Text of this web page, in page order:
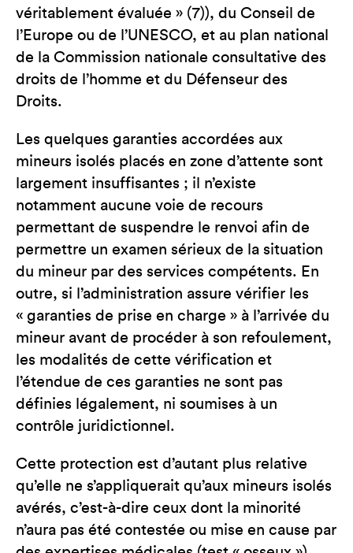
véritablement évaluée » (7)), du Conseil de
l’Europe ou de l’UNESCO, et au plan national
de la Commission nationale consultative des
droits de l’homme et du Défenseur des
Droits.
Les quelques garanties accordées aux
mineurs isolés placés en zone d’attente sont
largement insuffisantes ; il n’existe
notamment aucune voie de recours
permettant de suspendre le renvoi afin de
permettre un examen sérieux de la situation
du mineur par des services compétents. En
outre, si l’administration assure vérifier les
« garanties de prise en charge » à l’arrivée du
mineur avant de procéder à son refoulement,
les modalités de cette vérification et
l’étendue de ces garanties ne sont pas
définies légalement, ni soumises à un
contrôle juridictionnel.
Cette protection est d’autant plus relative
qu’elle ne s’appliquerait qu’aux mineurs isolés
avérés, c’est-à-dire ceux dont la minorité
n’aura pas été contestée ou mise en cause par